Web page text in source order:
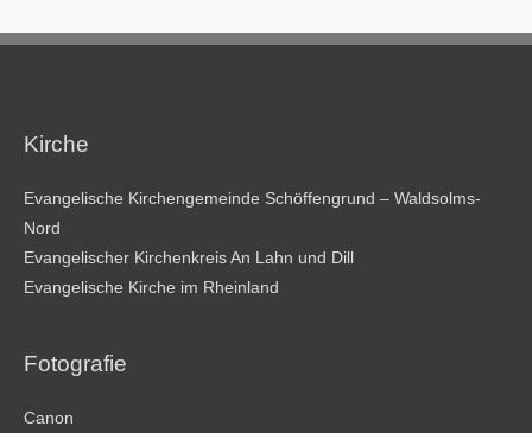
Kirche
Evangelische Kirchengemeinde Schöffengrund – Waldsolms-
Nord
Evangelischer Kirchenkreis An Lahn und Dill
Evangelische Kirche im Rheinland
Fotografie
Canon